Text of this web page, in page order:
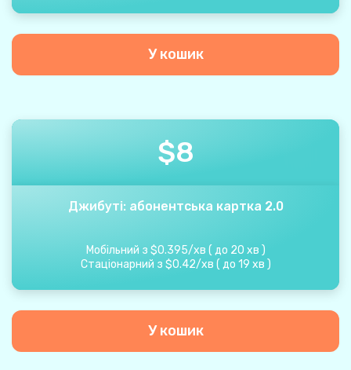
У кошик
$8
Джибуті: абонентська картка 2.0
Мобільний з $0.395/хв ( до 20 хв )
Стаціонарний з $0.42/хв ( до 19 хв )
У кошик